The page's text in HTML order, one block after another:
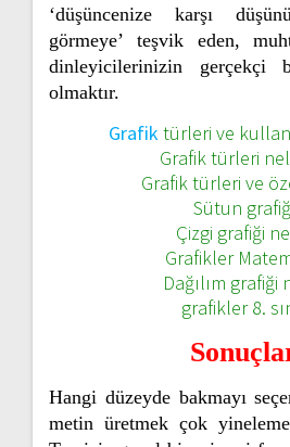
‘düşüncenize karşı
görmeye’ teşvik eden,
dinleyicilerinizin gerçekçi
olmaktır.
Grafiktürleri ve
Grafik türleri
Grafik türleri ve
Sütun
Çizgi grafiği
Grafikler
Dağılım grafiği
grafikler 8.
Hangi düzeyde bakmayı
metin üretmek çok